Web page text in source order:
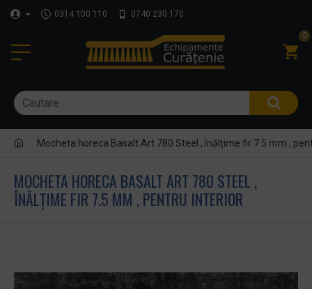
0314 100 110 0740 230 170
0
Mocheta horeca Basalt Art 780 Steel , înălțime fir 7.5 mm ,
MOCHETA HORECA BASALT ART 780 STEEL ,
ÎNĂLȚIME FIR 7.5 MM , PENTRU INTERIOR